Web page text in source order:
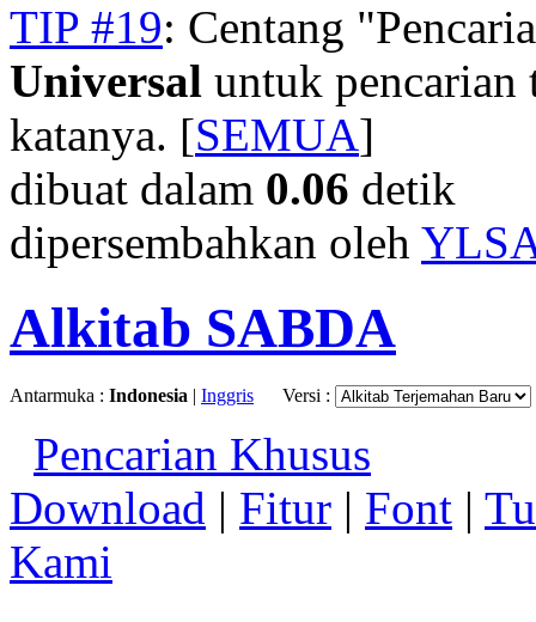
TIP #19: Centang
Universal untuk pencarian
katanya. [SEMUA]
dibuat dalam 0.06 detik
dipersembahkan oleh
Alkitab SABDA
Antarmuka : Indonesia | Inggris Versi :
Pencarian Khusus
Download | Fitur | Font |
Kami